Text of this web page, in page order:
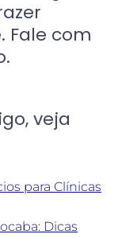
Fale com
veja
para Clínicas
Dicas